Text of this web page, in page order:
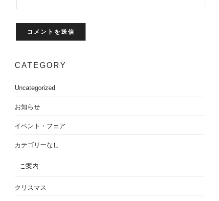
CATEGORY
Uncategorized
お知らせ
イベント・フェア
カテゴリーなし
ご案内
クリスマス